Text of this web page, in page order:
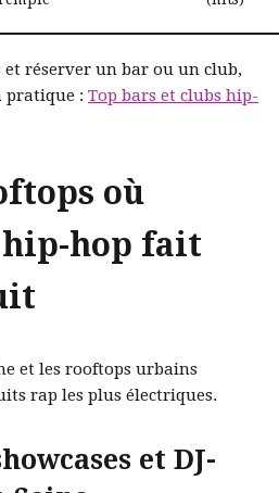
réserver un bar ou un club,
pratique : Top bars et clubs hip-
où
hip-hop fait
et les rooftops urbains
rap les plus électriques.
et DJ-